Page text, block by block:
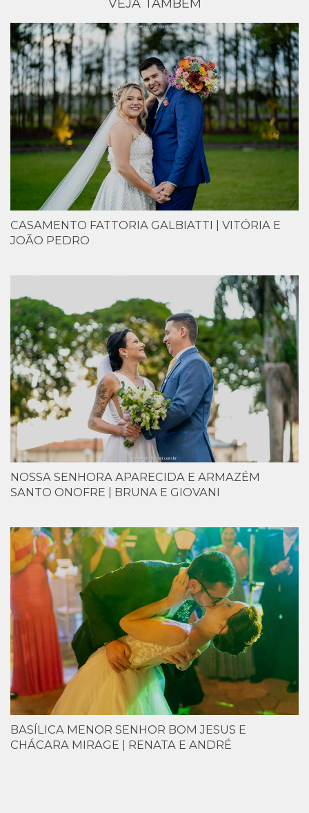
VEJA TAMBÉM
CASAMENTO FATTORIA GALBIATTI | VITÓRIA E
JOÃO PEDRO
NOSSA SENHORA APARECIDA E ARMAZÉM
SANTO ONOFRE | BRUNA E GIOVANI
BASÍLICA MENOR SENHOR BOM JESUS E
CHÁCARA MIRAGE | RENATA E ANDRÉ